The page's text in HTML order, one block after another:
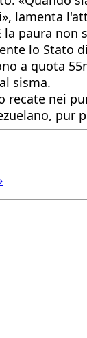
paura
lo Stato
a quota
sisma.
nei
pur